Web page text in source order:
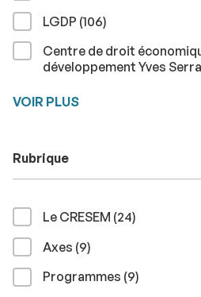
LGDP (106résultats
)
Centre de droit
développement Yves
VOIR PLUS
Rubrique
Le CRESEM (24résultats
)
Axes (9résultats
)
Programmes (9résultats
)